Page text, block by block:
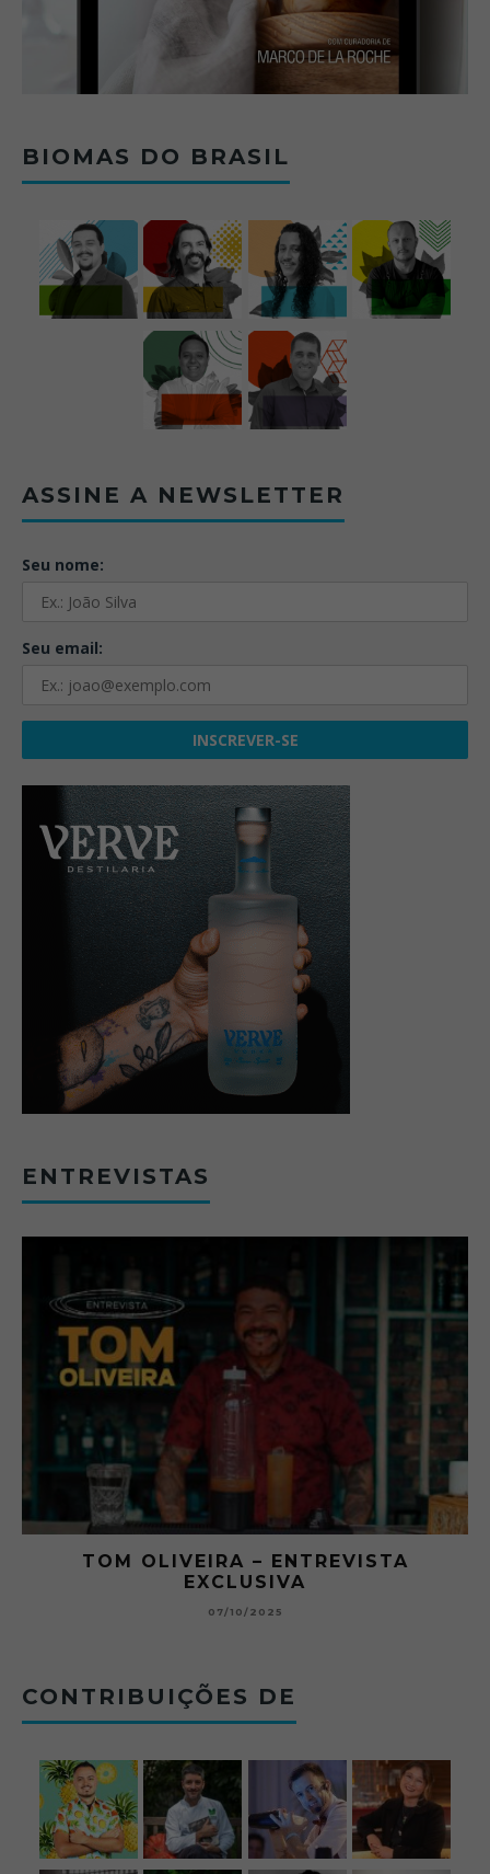
BIOMAS DO BRASIL
ASSINE A NEWSLETTER
Seu nome:
Seu email:
ENTREVISTAS
O ABRE DO BAR #11 — CHARLES
BETONEIRA ABRE O JOGO NO BOTECO
CONTRIBUIÇÕES DE